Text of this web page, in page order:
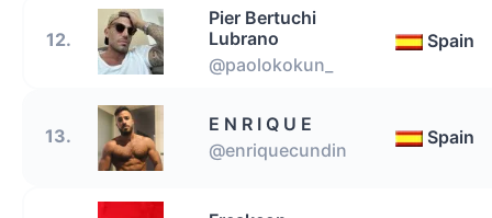
12.
Pier Bertuchi
Lubrano
@paolokokun_
Spain
13.
E N R I Q U E
@enriquecundin
Spain